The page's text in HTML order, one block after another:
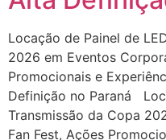
Locação de Painel de
2026 em Eventos
Promocionais e
Definição no Paraná
Transmissão da Copa
Fan Fest, Ações